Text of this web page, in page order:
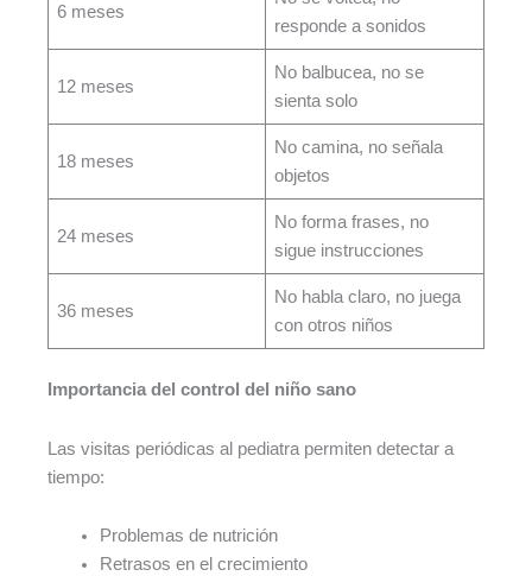
6 meses
responde a sonidos
12 meses
No balbucea, no se
sienta solo
18 meses
No camina, no señala
objetos
24 meses
No forma frases, no
sigue instrucciones
36 meses
No habla claro, no juega
con otros niños
Importancia del control del niño sano
Las visitas periódicas al pediatra permiten detectar a
tiempo:
Problemas de nutrición
Retrasos en el crecimiento